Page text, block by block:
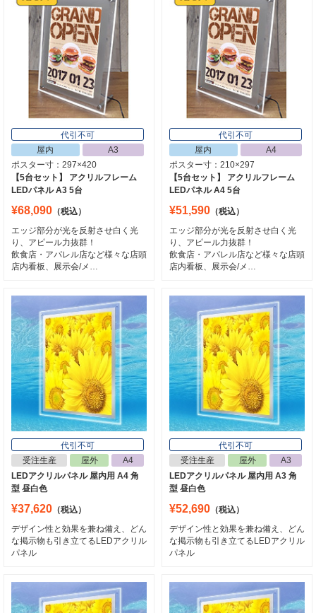
代引不可
屋内
A3
ポスター寸：297×420
【5台セット】 アクリルフレーム
LEDパネル A3 5台
¥68,090 （税込）
エッジ部分が光を反射させ白く光
り、アピール力抜群！
飲食店・アパレル店など様々な店頭
店内看板、展示会/メ…
代引不可
屋内
A4
ポスター寸：210×297
【5台セット】 アクリルフレーム
LEDパネル A4 5台
¥51,590 （税込）
エッジ部分が光を反射させ白く光
り、アピール力抜群！
飲食店・アパレル店など様々な店頭
店内看板、展示会/メ…
代引不可
受注生産
屋外
A4
LEDアクリルパネル 屋内用 A4 角
型 昼白色
¥37,620 （税込）
デザイン性と効果を兼ね備え、どん
な掲示物も引き立てるLEDアクリル
パネル
代引不可
受注生産
屋外
A3
LEDアクリルパネル 屋内用 A3 角
型 昼白色
¥52,690 （税込）
デザイン性と効果を兼ね備え、どん
な掲示物も引き立てるLEDアクリル
パネル